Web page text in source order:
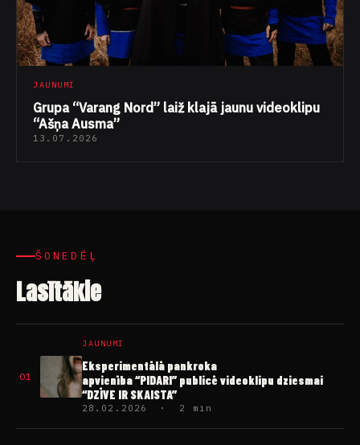
JAUNUMI
Grupa “Varang Nord” laiž klajā jaunu videoklipu
“Ašņa Ausma”
13.07.2026
ŠONEDĒĻ
Lasītākie
01
JAUNUMI
Eksperimentālā pankroka
apvienība “PIDARI” publicē videoklipu dziesmai
“DZĪVE IR SKAISTA”
28.02.2026 · 2 min